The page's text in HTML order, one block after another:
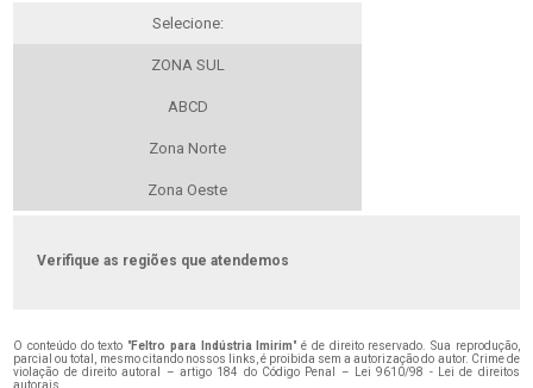
Selecione:
ZONA SUL
ABCD
Zona Norte
Zona Oeste
Verifique as regiões que atendemos
O conteúdo do texto "Feltro para Indústria Imirim" é de direito reservado. Sua reprodução,
parcial ou total, mesmo citando nossos links, é proibida sem a autorização do autor. Crime de
violação de direito autoral – artigo 184 do Código Penal –
Lei 9610/98 - Lei de direitos
autorais